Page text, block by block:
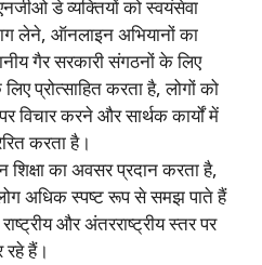
डे व्यक्तियों को स्वयंसेवा
लेने, ऑनलाइन अभियानों का
गैर सरकारी संगठनों के लिए
प्रोत्साहित करता है, लोगों को
विचार करने और सार्थक कार्यों में
करता है।
शिक्षा का अवसर प्रदान करता है,
अधिक स्पष्ट रूप से समझ पाते हैं
और अंतरराष्ट्रीय स्तर पर
हैं।